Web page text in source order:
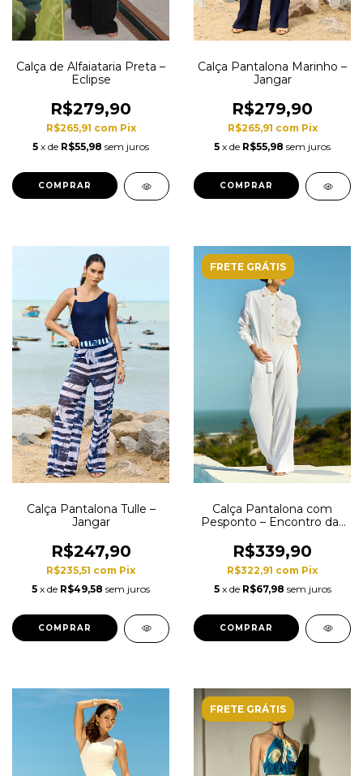
Calça de Alfaiataria Preta –
Eclipse
R$279,90
R$265,91 com Pix
5 x de R$55,98 sem juros
COMPRAR
Calça Pantalona Marinho –
Jangar
R$279,90
R$265,91 com Pix
5 x de R$55,98 sem juros
COMPRAR
Calça Pantalona Tulle –
Jangar
R$247,90
R$235,51 com Pix
5 x de R$49,58 sem juros
COMPRAR
FRETE GRÁTIS
Calça Pantalona com
Pesponto – Encontro das
R$339,90
R$322,91 com Pix
5 x de R$67,98 sem juros
COMPRAR
FRETE GRÁTIS